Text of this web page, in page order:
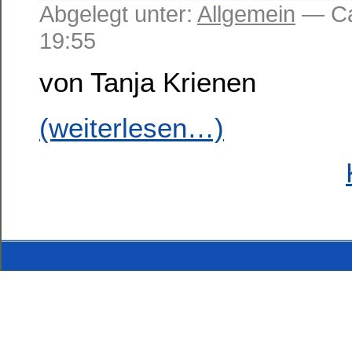
Abgelegt unter: Allgemein —
19:55
von Tanja Krienen
(weiterlesen…)